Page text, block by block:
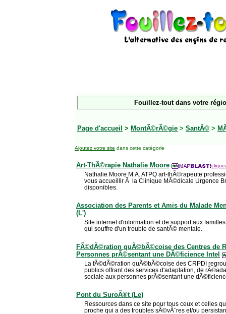
Fouillez-tout dans votre
Page d'accueil > MontÃ©rÃ©gie > SantÃ© >
Ajoutez votre site dans cette catégorie
Art-ThÃ©rapie Nathalie Moore
Nathalie Moore M.A. ATPQ art-thÃ©rapeute
vous accueillir Ã la Clinique MÃ©dicale Urgence
disponibles.
Association des Parents et Amis du Malade
(L')
Site internet d'information et de support aux
qui souffre d'un trouble de santÃ© mentale.
FÃ©dÃ©ration quÃ©bÃ©coise des Centres de
Personnes prÃ©sentant une DÃ©ficience Intel
La fÃ©dÃ©ration quÃ©bÃ©coise des CRPDI
publics offrant des services d'adaptation, de
sociale aux personnes prÃ©sentant une
Pont du SuroÃ®t (Le)
Ressources dans ce site pour tous ceux et celles
proche qui a des troubles sÃ©vÃ¨res et/ou